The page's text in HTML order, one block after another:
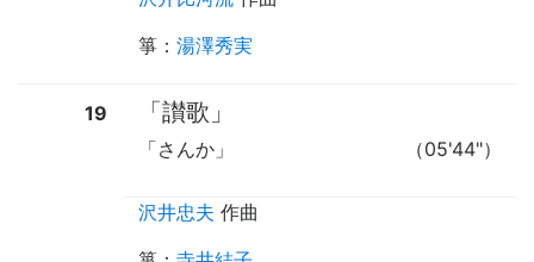
箏 ： 湯澤秀実
19 「讃歌」
（05'44"）
「さんか」
沢井忠夫 作曲